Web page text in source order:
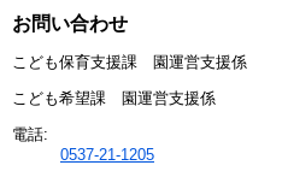
お問い合わせ
こども保育支援課 園運営支援係
こども希望課 園運営支援係
電話:
0537-21-1205